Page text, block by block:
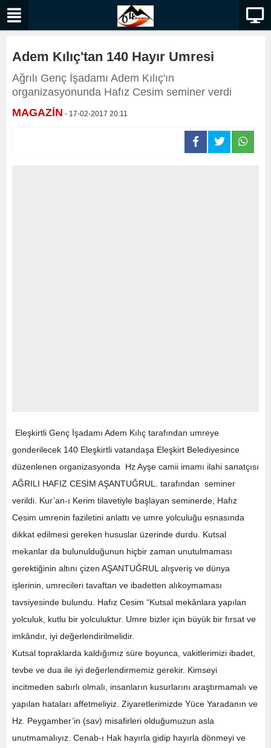
Adem Kılıç'tan 140 Hayır Umresi
Ağrılı Genç İşadamı Adem Kılıç'ın
organizasyonunda Hafız Cesim seminer verdi
MAGAZİN - 17-02-2017 20:11
Eleşkirtli Genç İşadamı Adem Kılıç tarafından umreye
gonderilecek 140 Eleşkirtli vatandaşa Eleşkirt Belediyesince
düzenlenen organizasyonda Hz Ayşe camii imamı ilahi sanatçısı
AĞRILI HAFIZ CESİM AŞANTUĞRUL. tarafından seminer
verildi. Kur’an-ı Kerim tilavetiyle başlayan seminerde, Hafız
Cesim umrenin faziletini anlattı ve umre yolculuğu esnasında
dikkat edilmesi gereken hususlar üzerinde durdu. Kutsal
mekanlar da bulunulduğunun hiçbir zaman unutulmaması
gerektiğinin altını çizen AŞANTUĞRUL alışveriş ve dünya
işlerinin, umrecileri tavaftan ve ibadetten alıkoymaması
tavsiyesinde bulundu. Hafız Cesim “Kutsal mekânlara yapılan
yolculuk, kutlu bir yolculuktur. Umre bizler için büyük bir fırsat ve
imkândır, iyi değerlendirilmelidir.
Kutsal topraklarda kaldığımız süre boyunca, vakitlerimizi ibadet,
tevbe ve dua ile iyi değerlendirmemiz gerekir. Kimseyi
incitmeden sabırlı olmalı, insanların kusurlarını araştırmamalı ve
yapılan hataları affetmeliyiz. Ziyaretlerimizde Yüce Yaradanın ve
Hz. Peygamber’in (sav) misafirleri olduğumuzun asla
unutmamalıyız. Cenab-ı Hak hayırla gidip hayırla dönmeyi ve